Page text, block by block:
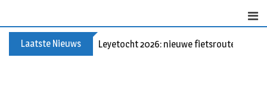
content
Laatste Nieuws Leyetocht 2026: nieuwe fietsroutes